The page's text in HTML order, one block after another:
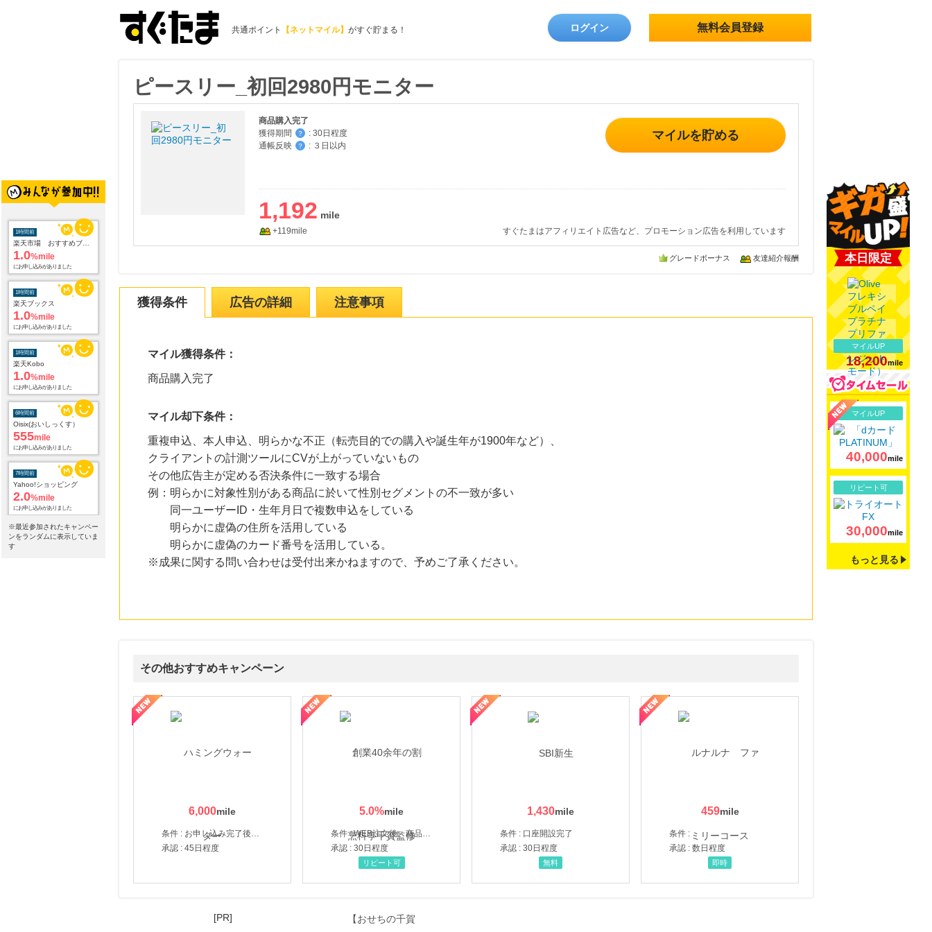
共通ポイント 【ネットマイル】 がすぐ貯まる！ ログイン 無料会員登録
1時間前
楽天市場 おすすめブランド
1.0%mile
にお申し込みがありました
1時間前
楽天ブックス
1.0%mile
にお申し込みがありました
1時間前
楽天Kobo
1.0%mile
にお申し込みがありました
6時間前
Oisix(おいしっくす）
555mile
にお申し込みがありました
7時間前
Yahoo!ショッピング
2.0%mile
にお申し込みがありました
7時間前
【マツキヨココカラオンラインストア】マツモトキヨシ・ココカラファイン公式通販サイト
※最近参加されたキャンペー
ンをランダムに表示していま
す
ピースリー_初回2980円モニター
商品購入完了
獲得期間
？ : 30日程度
通帳反映
？ : ３日以内
マイルを貯める
1,192
+119mile すぐたまはアフィリエイト広告など、プロモーション広告を利用しています
グレードボーナス 友達紹介報酬
獲得条件 広告の詳細 注意事項
マイル獲得条件：
商品購入完了
マイル却下条件：
重複申込、本人申込、明らかな不正（転売目的での購入や誕生年が1900年など）、
クライアントの計測ツールにCVが上がっていないもの
その他広告主が定める否決条件に一致する場合
例：明らかに対象性別がある商品に於いて性別セグメントの不一致が多い
同一ユーザーID・生年月日で複数申込をしている
明らかに虚偽の住所を活用している
明らかに虚偽のカード番号を活用している。
※成果に関する問い合わせは受付出来かねますので、予めご了承ください。
その他おすすめキャンペーン
6,000
条件 : お申し込み完了後、決済登録完了と1ヶ月以内のサーバー初回設置。
承認 : 45日程度
5.0%
条件 : WEB注文後、商品受け取り+入金確認時点
承認 : 30日程度
【おせちの千賀屋】おもてなし参道本店
リピート可
1,430
条件 : 口座開設完了
承認 : 30日程度
SBI新生銀行「口座開設」
無料
459
条件 :
承認 : 数日程度
ルナルナ ファミリーコース
即時
本日限定
マイルUP
18,200mile
マイルUP
40,000mile
リピート可
30,000mile
もっと見る
[PR]